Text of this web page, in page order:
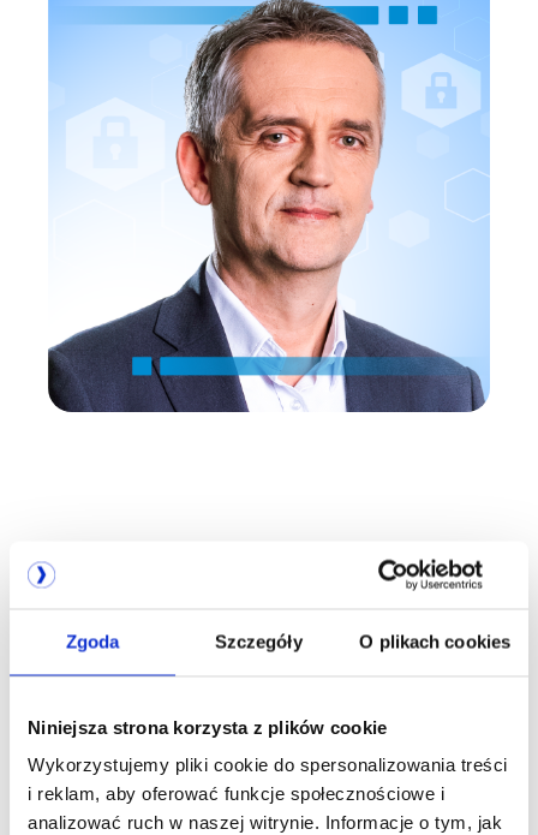
Zgoda Szczegóły O plikach cookies
Niniejsza strona korzysta z plików cookie
Wykorzystujemy pliki cookie do spersonalizowania treści
i reklam, aby oferować funkcje społecznościowe i
analizować ruch w naszej witrynie. Informacje o tym, jak